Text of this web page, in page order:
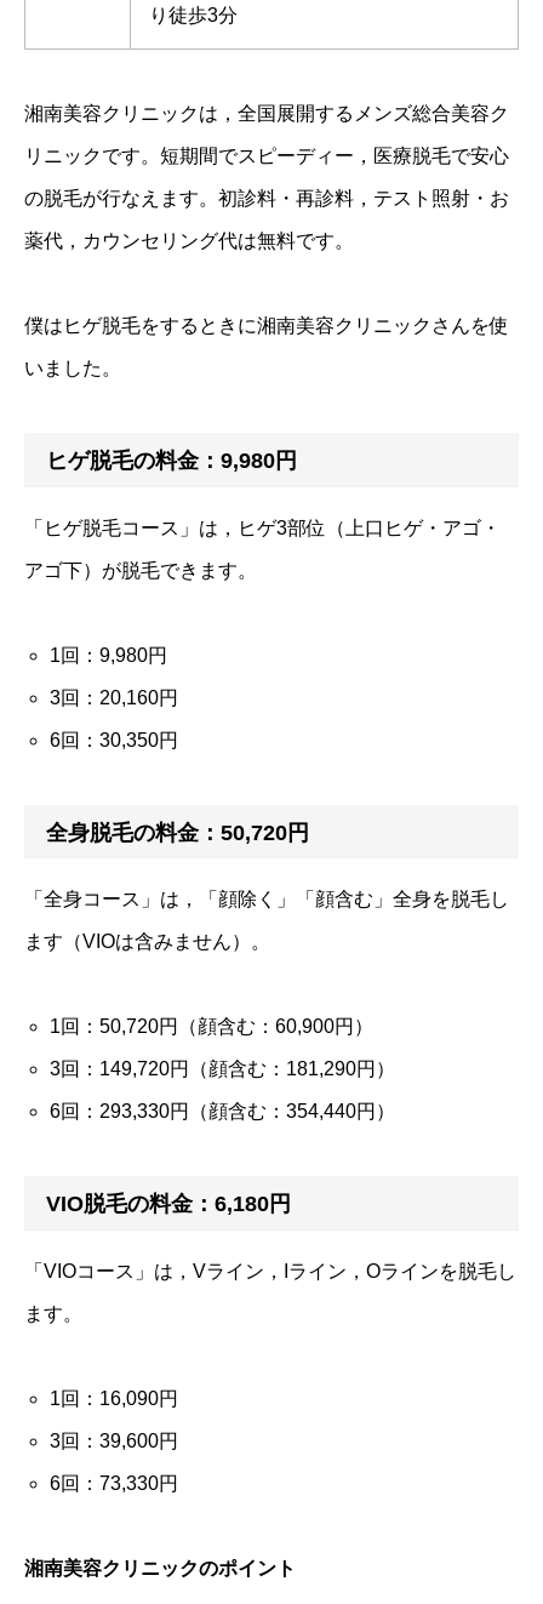
り徒歩3分
湘南美容クリニックは，全国展開するメンズ総合美容ク
リニックです。短期間でスピーディー，医療脱毛で安心
の脱毛が行なえます。初診料・再診料，テスト照射・お
薬代，カウンセリング代は無料です。
僕はヒゲ脱毛をするときに湘南美容クリニックさんを使
いました。
ヒゲ脱毛の料金：9,980円
「ヒゲ脱毛コース」は，ヒゲ3部位（上口ヒゲ・アゴ・
アゴ下）が脱毛できます。
1回：9,980円
3回：20,160円
6回：30,350円
全身脱毛の料金：50,720円
「全身コース」は，「顔除く」「顔含む」全身を脱毛し
ます（VIOは含みません）。
1回：50,720円（顔含む：60,900円）
3回：149,720円（顔含む：181,290円）
6回：293,330円（顔含む：354,440円）
VIO脱毛の料金：6,180円
「VIOコース」は，Vライン，Iライン，Oラインを脱毛し
ます。
1回：16,090円
3回：39,600円
6回：73,330円
湘南美容クリニックのポイント